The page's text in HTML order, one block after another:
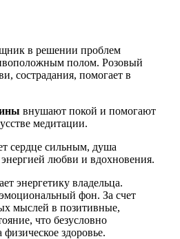
в решении проблем
полом. Розовый
сострадания, помогает в
внушают покой и помогают
медитации.
сердце сильным, душа
любви и вдохновения.
энергетику владельца.
фон. За счет
мыслей в позитивные,
что безусловно
здоровье.